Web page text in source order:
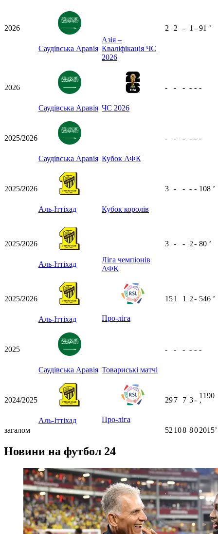
2026
Саудівська Аравія
Азія –
Кваліфікація ЧС
2026
2 2 - 1 - 91 ʼ
2026
Саудівська Аравія ЧС 2026
- - - - - -
2025/2026
Саудівська Аравія Кубок АФК
- - - - - -
2025/2026
Аль-Іттіхад Кубок королів
3 - - - - 108 ʼ
2025/2026
Аль-Іттіхад
Ліга чемпіонів
АФК
3 - - 2- 80 ʼ
2025/2026
Аль-Іттіхад Про-ліга
151 1 2- 546 ʼ
2025
Саудівська Аравія Товариські матчі
- - - - - -
2024/2025
Аль-Іттіхад Про-ліга
297 7 3-
1190
ʼ
загалом 52 108 802015ʼ
Новини на футбол 24